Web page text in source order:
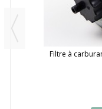
Filtre à